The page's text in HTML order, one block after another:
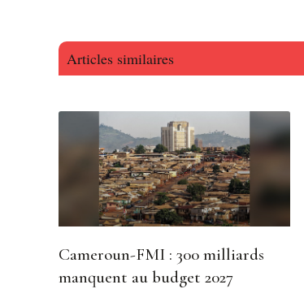
Articles similaires
Cameroun-FMI : 300 milliards
manquent au budget 2027